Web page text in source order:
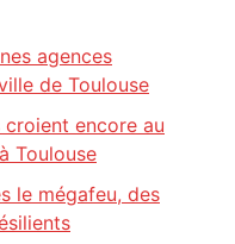
agences
de Toulouse
croient encore au
Toulouse
le mégafeu, des